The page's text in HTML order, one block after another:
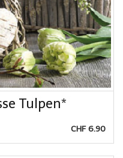
Tulpen*
CHF 6.90